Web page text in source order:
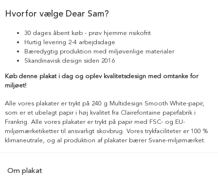
Hvorfor vælge Dear Sam?
30 dages åbent køb - prøv hjemme risikofrit
Hurtig levering 2-4 arbejdsdage
Bæredygtig produktion med miljøvenlige materialer
Skandinavisk design siden 2016
Køb denne plakat i dag og oplev kvalitetsdesign med omtanke for
miljøet!
Alle vores plakater er trykt på 240 g Multidesign Smooth White-papir,
som er et ubelagt papir i høj kvalitet fra Clairefontaine papirfabrik i
Frankrig. Alle vores plakater er trykt på papir med FSC- og EU-
miljømærketiketter til ansvarligt skovbrug. Vores trykfaciliteter er 100 %
klimaneutrale, og al produktion af plakater bærer Svane-miljømærket.
Om plakat